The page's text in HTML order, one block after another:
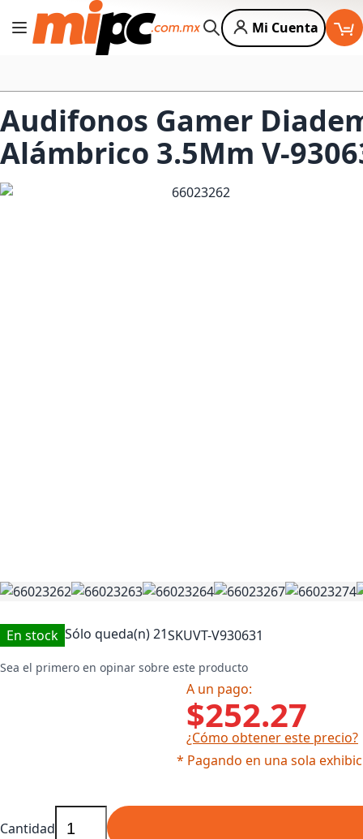
Cambiar Nav
Buscar
Mi Cuenta
Audifonos Gamer
Alámbrico 3.5Mm V-
En stock Sólo queda(n)21SKUVT-V930631
Sea el primero en opinar sobre este producto
A un pago:
$252.27
¿Cómo obtener este precio?
* Pagando en una sola
Cantidad